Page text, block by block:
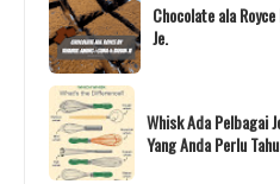
Chocolate ala
Je.
Whisk Ada Pelbagai
Yang Anda Perlu Tahu